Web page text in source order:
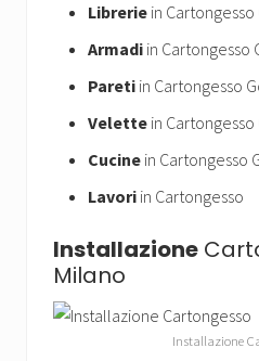
Librerie in
Armadi in Cartongesso
Pareti in Cartongesso
Velette in
Cucine in Cartongesso
Lavori in Cartongesso
Installazione
Milano
Installazione